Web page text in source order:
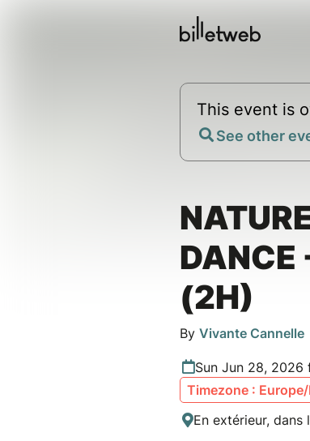
This event is
See other
DANCE
(2H)
By Vivante Cannelle
Sun Jun 28, 2026
Timezone :
En extérieur, dans